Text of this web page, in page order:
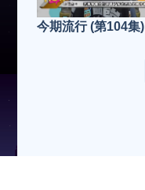
今期流行 (第104集)